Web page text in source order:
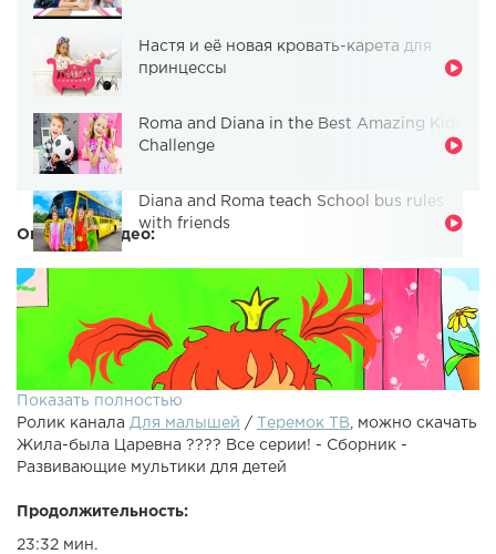
Настя и её новая кровать-карета для
принцессы
Roma and Diana in the Best Amazing Kids
Challenge
Diana and Roma teach School bus rules
with friends
Описание видео:
Показать полностью
Ролик канала Для малышей / Теремок ТВ , можно скачать
Жила-была Царевна ???? Все серии! - Сборник -
Развивающие мультики для детей
Продолжительность:
23:32 мин.